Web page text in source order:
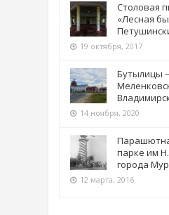
Столовая
«Лесная
19 октября, 2017
Бутылицы
14 ноября, 2020
парке им
города
12 марта, 2016